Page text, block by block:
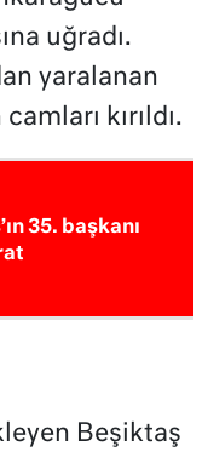
uğradı.
yaralanan
kırıldı.
35. başkanı
Beşiktaş